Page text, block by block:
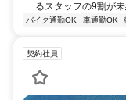
るスタッフの9割が
バイク通勤OK 車通勤OK
契約社員